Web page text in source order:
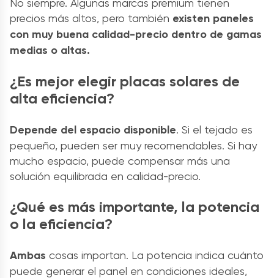
precios más altos, pero también existen paneles
con muy buena calidad-precio dentro de gamas
medias o altas.
¿Es mejor elegir placas solares de
alta eficiencia?
Depende del espacio disponible. Si el tejado es
pequeño, pueden ser muy recomendables. Si hay
mucho espacio, puede compensar más una
solución equilibrada en calidad-precio.
¿Qué es más importante, la potencia
o la eficiencia?
Ambas cosas importan. La potencia indica cuánto
puede generar el panel en condiciones ideales,